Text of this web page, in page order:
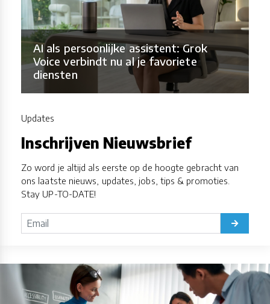
AI als persoonlijke assistent: Grok
Voice verbindt nu al je favoriete
diensten
Updates
Inschrijven Nieuwsbrief
Zo word je altijd als eerste op de hoogte gebracht van
ons laatste nieuws, updates, jobs, tips & promoties.
Stay UP-TO-DATE!